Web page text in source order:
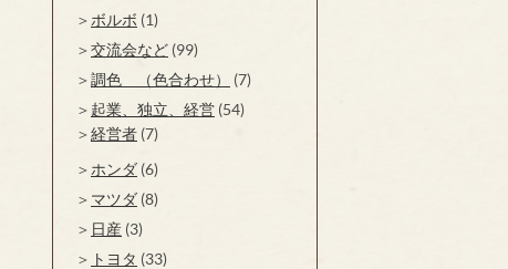
ボルボ (1)
交流会など (99)
調色 （色合わせ）
(7)
起業、独立、経営 (54)
経営者 (7)
ホンダ (6)
マツダ (8)
日産 (3)
トヨタ (33)